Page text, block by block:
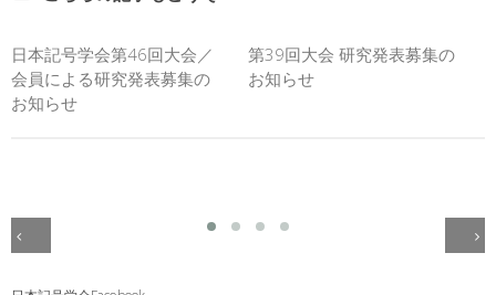
日本記号学会第46回大会／
会員による研究発表募集の
お知らせ
第39回大会 研究発表募集の
お知らせ